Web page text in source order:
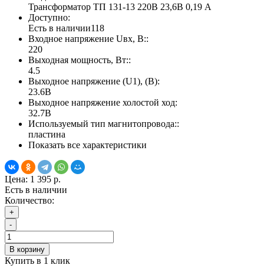
Трансформатор ТП 131-13 220В 23,6В 0,19 А
Доступно:
Есть в наличии118
Входное напряжение Uвх, В::
220
Выходная мощность, Вт::
4.5
Выходное напряжение (U1), (В):
23.6В
Выходное напряжение холостой ход:
32.7В
Используемый тип магнитопровода::
пластина
Показать все характеристики
Цена: 1 395 р.
Есть в наличии
Количество:
+
-
В корзину
Купить в 1 клик